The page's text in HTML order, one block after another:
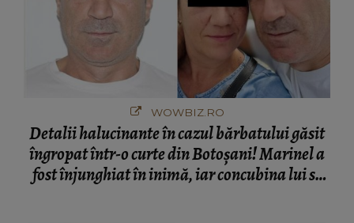
WOWBIZ.RO
Detalii halucinante în cazul bărbatului găsit
îngropat într-o curte din Botoșani! Marinel a
fost înjunghiat în inimă, iar concubina lui se